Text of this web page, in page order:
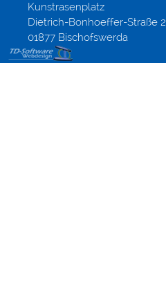
Kunstrasenplatz
Dietrich-Bonhoeffer-Straße 2
01877 Bischofswerda